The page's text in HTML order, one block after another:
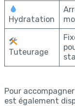
Hydratation
Tuteurage
Pour
est également